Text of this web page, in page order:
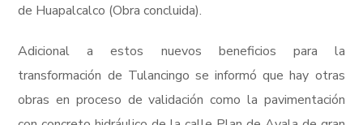
de Huapalcalco (Obra concluida).
Adicional a estos nuevos beneficios para la
transformación de Tulancingo se informó que hay otras
obras en proceso de validación como la pavimentación